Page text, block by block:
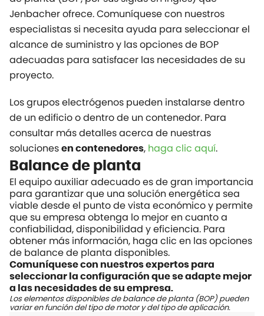
Jenbacher ofrece. Comuníquese con nuestros
especialistas si necesita ayuda para seleccionar el
alcance de suministro y las opciones de BOP
adecuadas para satisfacer las necesidades de su
proyecto.
Los grupos electrógenos pueden instalarse dentro
de un edificio o dentro de un contenedor. Para
consultar más detalles acerca de nuestras
soluciones en contenedores, haga clic aquí.
Balance de planta
El equipo auxiliar adecuado es de gran importancia
para garantizar que una solución energética sea
viable desde el punto de vista económico y permite
que su empresa obtenga lo mejor en cuanto a
confiabilidad, disponibilidad y eficiencia. Para
obtener más información, haga clic en las opciones
de balance de planta disponibles.
Comuníquese con nuestros expertos para
seleccionar la configuración que se adapte mejor
a las necesidades de su empresa.
Los elementos disponibles de balance de planta (BOP) pueden
variar en función del tipo de motor y del tipo de aplicación.